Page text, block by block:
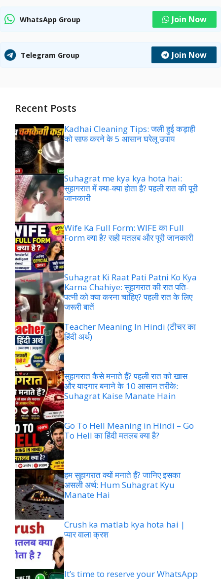
WhatsApp Group Join Now
Telegram Group Join Now
Recent Posts
Kadhai Cleaning Tips: जली हुई कड़ाही
को साफ करने के 5 आसान घरेलू उपाय
Suhagrat me kya kya hota hai:
सुहागरात में क्या-क्या होता है? पहली रात की पूरी
जानकारी
Wife Ka Full Form: WIFE का Full
Form क्या है? सही मतलब और पूरी जानकारी
Suhagrat Ki Raat Pati Patni Ko Kya
Karna Chahiye: सुहागरात की रात पति-
पत्नी को क्या करना चाहिए? पहली रात के लिए
जरूरी बातें
Teacher Meaning In Hindi (टीचर का
हिंदी अर्थ)
सुहागरात कैसे मनाते हैं? पहली रात को खास
और यादगार बनाने के 10 आसान तरीके:
Suhagrat Kaise Manate Hain
Go To Hell Meaning in Hindi – Go
To Hell का हिंदी मतलब क्या है?
हम सुहागरात क्यों मनाते हैं? जानिए इसका
असली अर्थ: Hum Suhagrat Kyu
Manate Hai
Crush ka matlab kya hota hai |
प्यार वाला क्रश
It’s time to reserve your WhatsApp